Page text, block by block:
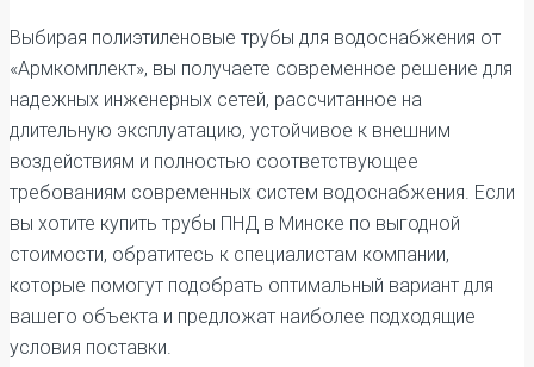
Выбирая полиэтиленовые трубы для водоснабжения от
«Армкомплект», вы получаете современное решение для
надежных инженерных сетей, рассчитанное на
длительную эксплуатацию, устойчивое к внешним
воздействиям и полностью соответствующее
требованиям современных систем водоснабжения. Если
вы хотите купить трубы ПНД в Минске по выгодной
стоимости, обратитесь к специалистам компании,
которые помогут подобрать оптимальный вариант для
вашего объекта и предложат наиболее подходящие
условия поставки.